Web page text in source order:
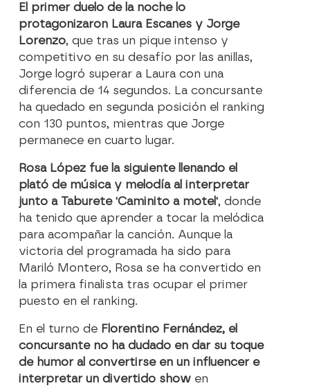
El primer duelo de la noche lo
protagonizaron Laura Escanes y Jorge
Lorenzo, que tras un pique intenso y
competitivo en su desafío por las anillas,
Jorge logró superar a Laura con una
diferencia de 14 segundos. La concursante
ha quedado en segunda posición el ranking
con 130 puntos, mientras que Jorge
permanece en cuarto lugar.
Rosa López fue la siguiente llenando el
plató de música y melodía al interpretar
junto a Taburete 'Caminito a motel', donde
ha tenido que aprender a tocar la melódica
para acompañar la canción. Aunque la
victoria del programada ha sido para
Mariló Montero, Rosa se ha convertido en
la primera finalista tras ocupar el primer
puesto en el ranking.
En el turno de Florentino Fernández, el
concursante no ha dudado en dar su toque
de humor al convertirse en un influencer e
interpretar un divertido show en